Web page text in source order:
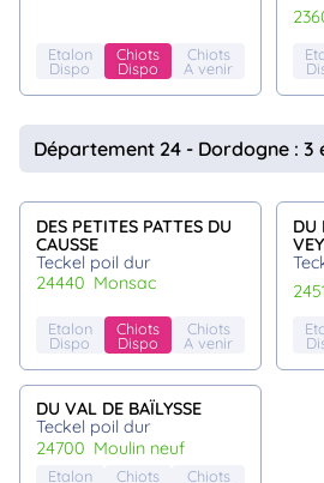
Etalon
Dispo
Chiots
Dispo
Chiots
A venir
Département 24 - Dordogne : 3
DES PETITES PATTES DU
CAUSSE
Teckel poil dur
24440
monsac
Etalon
Dispo
Chiots
Dispo
Chiots
A venir
DU
DU VAL DE BAÏLYSSE
Teckel poil dur
24700
moulin neuf
Etalon Chiots Chiots